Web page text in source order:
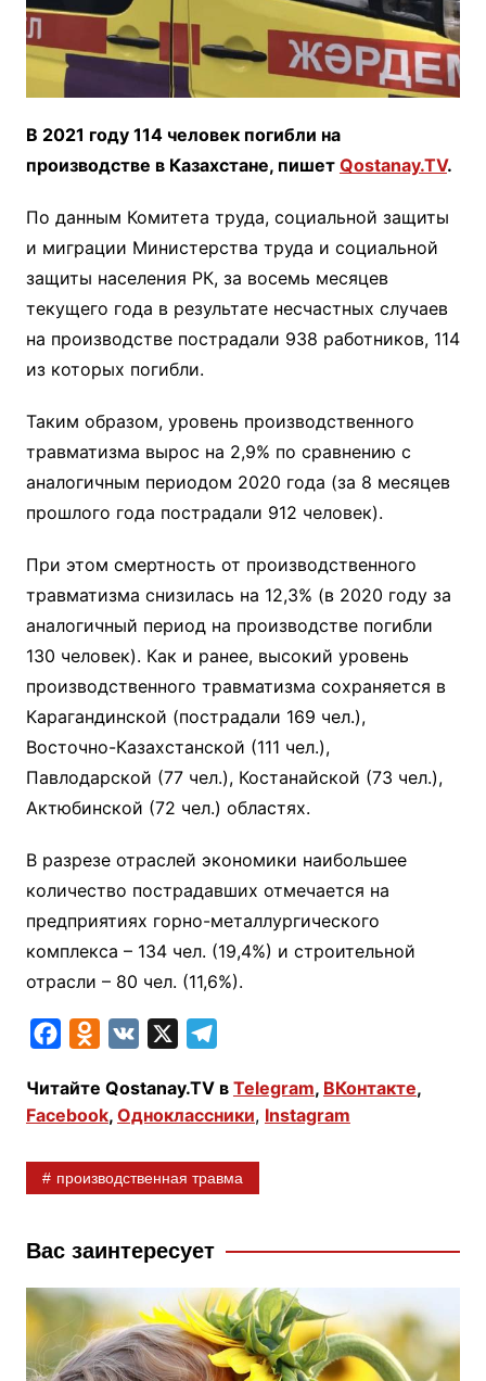
В 2021 году 114 человек погибли на
производстве в Казахстане, пишет Qostanay.TV.
По данным Комитета труда, социальной защиты
и миграции Министерства труда и социальной
защиты населения РК, за восемь месяцев
текущего года в результате несчастных случаев
на производстве пострадали 938 работников, 114
из которых погибли.
Таким образом, уровень производственного
травматизма вырос на 2,9% по сравнению с
аналогичным периодом 2020 года (за 8 месяцев
прошлого года пострадали 912 человек).
При этом смертность от производственного
травматизма снизилась на 12,3% (в 2020 году за
аналогичный период на производстве погибли
130 человек). Как и ранее, высокий уровень
производственного травматизма сохраняется в
Карагандинской (пострадали 169 чел.),
Восточно-Казахстанской (111 чел.),
Павлодарской (77 чел.), Костанайской (73 чел.),
Актюбинской (72 чел.) областях.
В разрезе отраслей экономики наибольшее
количество пострадавших отмечается на
предприятиях горно-металлургического
комплекса – 134 чел. (19,4%) и строительной
отрасли – 80 чел. (11,6%).
c
e
o
k
n
o
l
s
n
i
k
l
e
r
m
Читайте Qostanay.TV в Telegram, ВКонтакте,
Facebook, Одноклассники, Instagram
производственная травма
Вас заинтересует